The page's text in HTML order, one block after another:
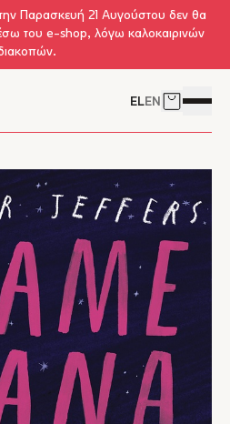
Παρασκευή 21 Αυγούστου δεν θα
του e-shop, λόγω καλοκαιρινών
ELEN Δείτε το